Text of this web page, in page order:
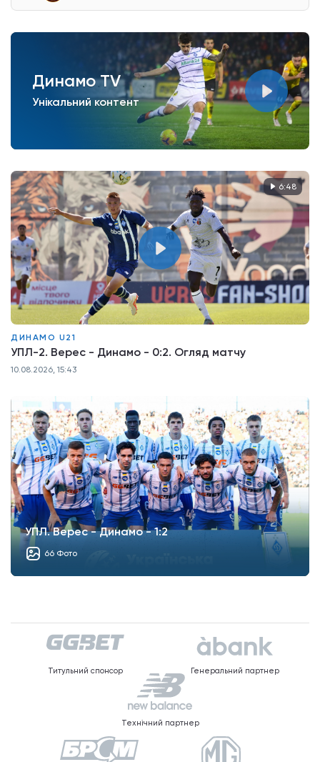
Динамо TV
Унікальний контент
6:48
ДИНАМО U21
УПЛ-2. Верес - Динамо - 0:2. Огляд матчу
10.08.2026, 15:43
УПЛ. Верес - Динамо - 1:2
66 Фото
Титульний спонсор Генеральний партнер
Технічний партнер